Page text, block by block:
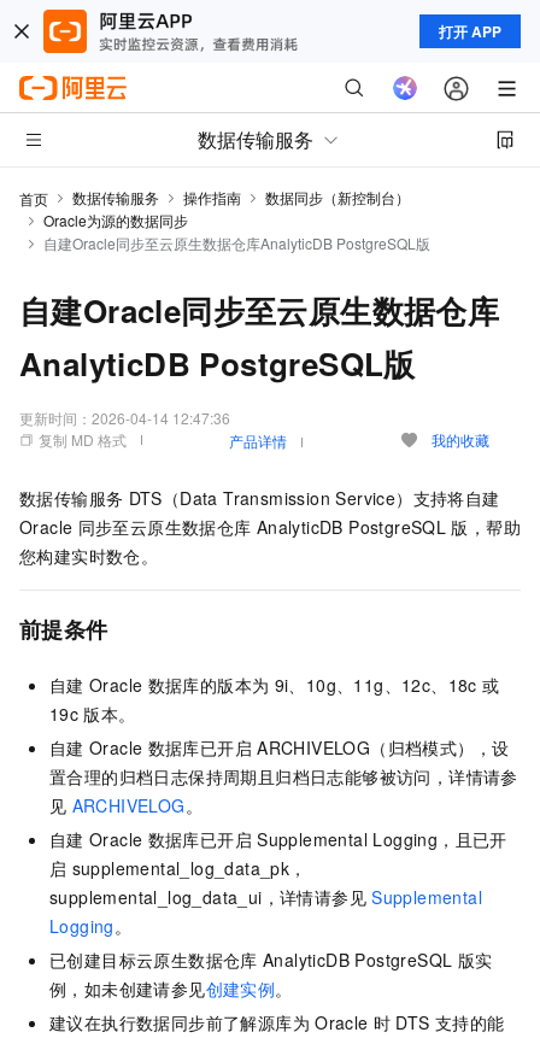
打开 APP
数据传输服务
首页 数据传输服务 操作指南
数据同步（新控制台）
Oracle为源的数据同步
自建Oracle同步至云原生数据仓库AnalyticDB PostgreSQL版
自建Oracle同步至云原生数据仓库
AnalyticDB PostgreSQL版
更新时间： 2026-04-14 12:47:36
复制 MD 格式
产品详情 我的收藏
数据传输服务 DTS（Data Transmission Service）支持将自建
Oracle 同步至云原生数据仓库 AnalyticDB PostgreSQL 版 ，帮助
您构建实时数仓。
前提条件
自建 Oracle 数据库的版本为 9i、10g、11g、12c、18c 或
19c 版本。
自建 Oracle 数据库已开启 ARCHIVELOG（归档模式），设
置合理的归档日志保持周期且归档日志能够被访问，详情请参
见 ARCHIVELOG。
自建 Oracle 数据库已开启 Supplemental Logging，且已开
启 supplemental_log_data_pk，
supplemental_log_data_ui，详情请参见 Supplemental
Logging。
已创建目标云原生数据仓库 AnalyticDB PostgreSQL 版实
例，如未创建请参见创建实例。
建议在执行数据同步前了解源库为 Oracle 时 DTS 支持的能